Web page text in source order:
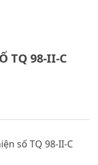
TQ 98-II-C
số TQ 98-II-C